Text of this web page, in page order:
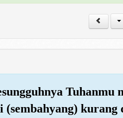
Tuhanmu